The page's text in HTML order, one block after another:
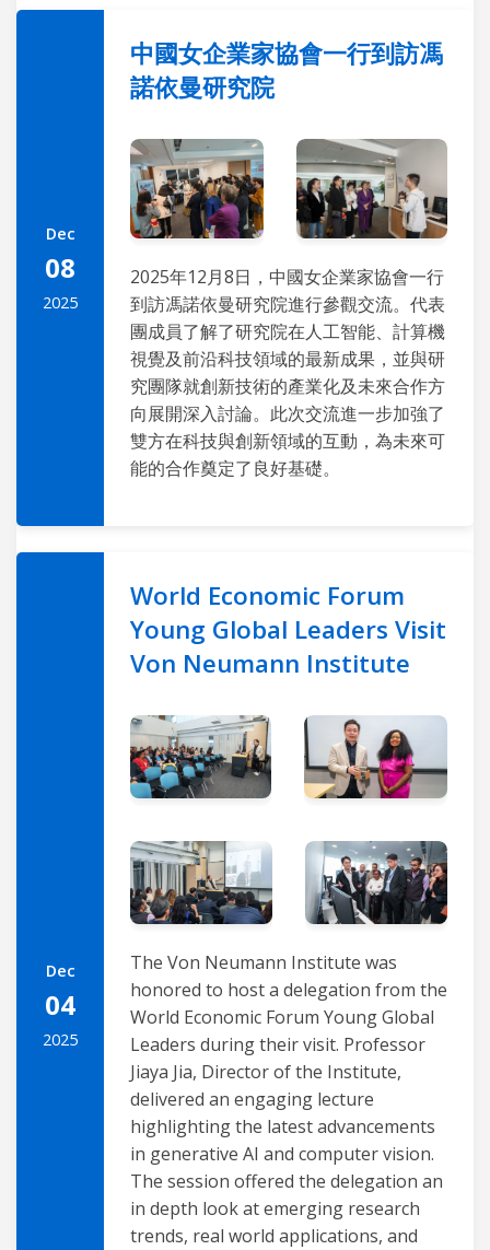
Dec
08
2025
中國女企業家協會一行到訪馮
諾依曼研究院
2025年12月8日，中國女企業家協會一行
到訪馮諾依曼研究院進行參觀交流。代表
團成員了解了研究院在人工智能、計算機
視覺及前沿科技領域的最新成果，並與研
究團隊就創新技術的產業化及未來合作方
向展開深入討論。此次交流進一步加強了
雙方在科技與創新領域的互動，為未來可
能的合作奠定了良好基礎。
Dec
04
2025
World Economic Forum
Young Global Leaders Visit
Von Neumann Institute
The Von Neumann Institute was
honored to host a delegation from the
World Economic Forum Young Global
Leaders during their visit. Professor
Jiaya Jia, Director of the Institute,
delivered an engaging lecture
highlighting the latest advancements
in generative AI and computer vision.
The session offered the delegation an
in depth look at emerging research
trends, real world applications, and